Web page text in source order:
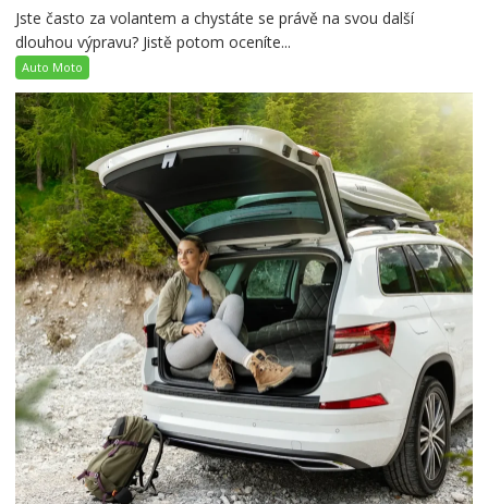
Jste často za volantem a chystáte se právě na svou další
dlouhou výpravu? Jistě potom oceníte...
Auto Moto